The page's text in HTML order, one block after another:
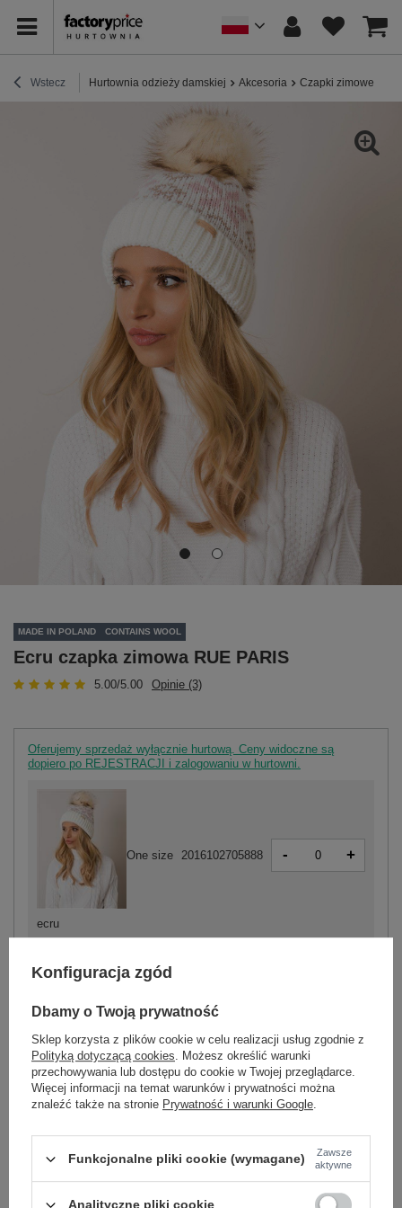
Wstecz Hurtownia odzieży damskiej Akcesoria Czapki zimowe
MADE IN POLAND CONTAINS WOOL
Ecru czapka zimowa RUE PARIS
5.00/5.00 Opinie (3)
Oferujemy sprzedaż wyłącznie hurtową. Ceny widoczne są
dopiero po REJESTRACJI i zalogowaniu w hurtowni.
jasny różowy
ecru
One size 2016102705888 - +
ZALOGUJ SIĘ I ZOBACZ CENĘ
Konfiguracja zgód
Dbamy o Twoją prywatność
Sklep korzysta z plików cookie w celu realizacji usług zgodnie z
Polityką dotyczącą cookies. Możesz określić warunki
przechowywania lub dostępu do cookie w Twojej przeglądarce.
Więcej informacji na temat warunków i prywatności można
znaleźć także na stronie Prywatność i warunki Google.
Funkcjonalne pliki cookie (wymagane)
Zawsze
aktywne
Analityczne pliki cookie